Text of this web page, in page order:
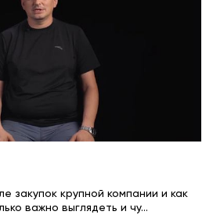
закупок крупной компании и как
важно выглядеть и чу...